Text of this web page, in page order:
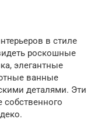
в стиле
роскошные
элегантные
ванные
деталями. Эти